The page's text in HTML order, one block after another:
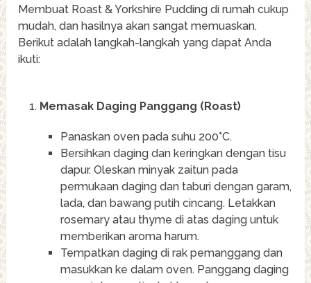
Membuat Roast & Yorkshire Pudding di rumah cukup
mudah, dan hasilnya akan sangat memuaskan.
Berikut adalah langkah-langkah yang dapat Anda
ikuti:
Memasak Daging Panggang (Roast)
Panaskan oven pada suhu 200°C.
Bersihkan daging dan keringkan dengan tisu
dapur. Oleskan minyak zaitun pada
permukaan daging dan taburi dengan garam,
lada, dan bawang putih cincang. Letakkan
rosemary atau thyme di atas daging untuk
memberikan aroma harum.
Tempatkan daging di rak pemanggang dan
masukkan ke dalam oven. Panggang daging